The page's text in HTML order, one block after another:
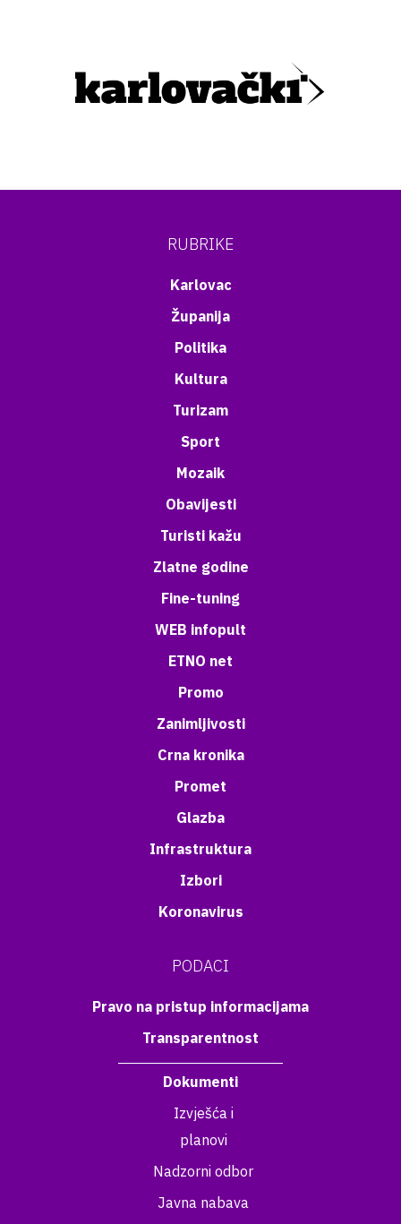
RUBRIKE
Karlovac
Županija
Politika
Kultura
Turizam
Sport
Mozaik
Obavijesti
Turisti kažu
Zlatne godine
Fine-tuning
WEB infopult
ETNO net
Promo
Zanimljivosti
Crna kronika
Promet
Glazba
Infrastruktura
Izbori
Koronavirus
PODACI
Pravo na pristup informacijama
Transparentnost
Dokumenti
Izvješća i
planovi
Nadzorni odbor
Javna nabava